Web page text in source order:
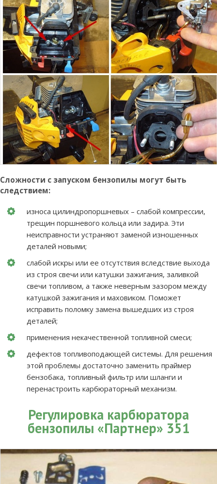
Сложности с запуском бензопилы могут быть
следствием:
износа цилиндропоршневых – слабой компрессии,
трещин поршневого кольца или задира. Эти
неисправности устраняют заменой изношенных
деталей новыми;
слабой искры или ее отсутствия вследствие выхода
из строя свечи или катушки зажигания, заливкой
свечи топливом, а также неверным зазором между
катушкой зажигания и маховиком. Поможет
исправить поломку замена вышедших из строя
деталей;
применения некачественной топливной смеси;
дефектов топливоподающей системы. Для решения
этой проблемы достаточно заменить праймер
бензобака, топливный фильтр или шланги и
перенастроить карбюраторный механизм.
Регулировка карбюратора
бензопилы «Партнер» 351